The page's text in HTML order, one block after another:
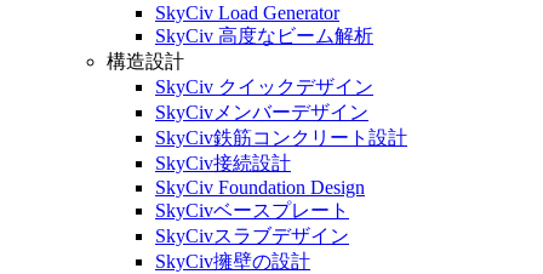
SkyCiv Load Generator
SkyCiv 高度なビーム解析
構造設計
SkyCiv クイックデザイン
SkyCivメンバーデザイン
SkyCiv鉄筋コンクリート設計
SkyCiv接続設計
SkyCiv Foundation Design
SkyCivベースプレート
SkyCivスラブデザイン
SkyCiv擁壁の設計